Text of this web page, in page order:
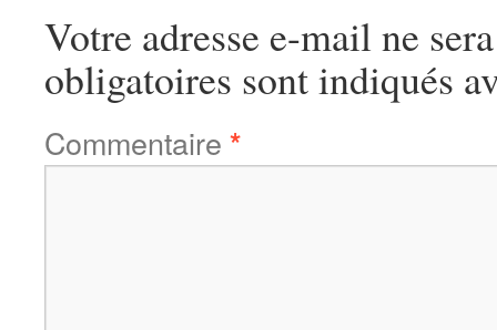
Votre adresse e-mail ne
obligatoires sont indiqués
Commentaire *